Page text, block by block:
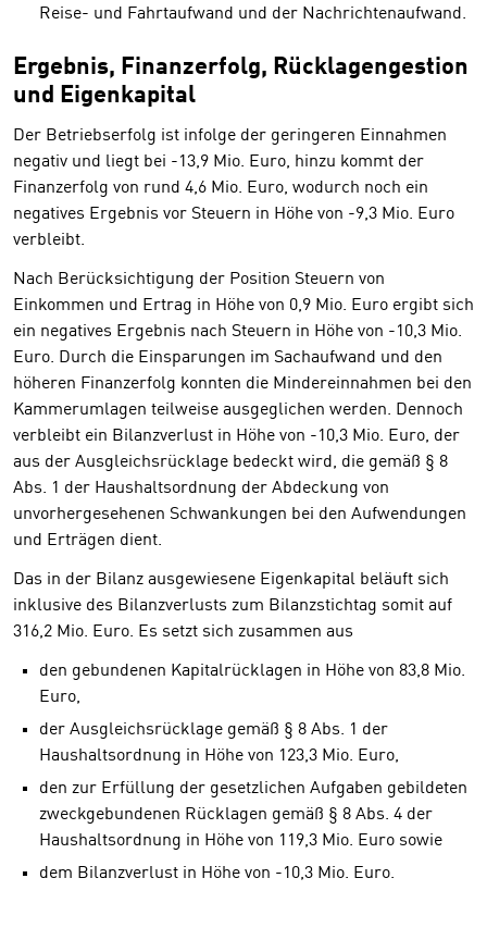
Reise- und Fahrtaufwand und der Nachrichtenaufwand.
Ergebnis, Finanzerfolg, Rücklagengestion
und Eigenkapital
Der Betriebserfolg ist infolge der geringeren Einnahmen
negativ und liegt bei -13,9 Mio. Euro, hinzu kommt der
Finanzerfolg von rund 4,6 Mio. Euro, wodurch noch ein
negatives Ergebnis vor Steuern in Höhe von -9,3 Mio. Euro
verbleibt.
Nach Berücksichtigung der Position Steuern von
Einkommen und Ertrag in Höhe von 0,9 Mio. Euro ergibt sich
ein negatives Ergebnis nach Steuern in Höhe von -10,3 Mio.
Euro. Durch die Einsparungen im Sachaufwand und den
höheren Finanzerfolg konnten die Mindereinnahmen bei den
Kammerumlagen teilweise ausgeglichen werden. Dennoch
verbleibt ein Bilanzverlust in Höhe von -10,3 Mio. Euro, der
aus der Ausgleichsrücklage bedeckt wird, die gemäß § 8
Abs. 1 der Haushaltsordnung der Abdeckung von
unvorhergesehenen Schwankungen bei den Aufwendungen
und Erträgen dient.
Das in der Bilanz ausgewiesene Eigenkapital beläuft sich
inklusive des Bilanzverlusts zum Bilanzstichtag somit auf
316,2 Mio. Euro. Es setzt sich zusammen aus
den gebundenen Kapitalrücklagen in Höhe von 83,8 Mio.
Euro,
der Ausgleichsrücklage gemäß § 8 Abs. 1 der
Haushaltsordnung in Höhe von 123,3 Mio. Euro,
den zur Erfüllung der gesetzlichen Aufgaben gebildeten
zweckgebundenen Rücklagen gemäß § 8 Abs. 4 der
Haushaltsordnung in Höhe von 119,3 Mio. Euro sowie
dem Bilanzverlust in Höhe von -10,3 Mio. Euro.